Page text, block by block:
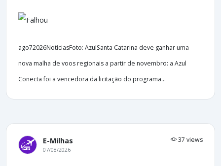
ago72026NotíciasFoto: AzulSanta Catarina deve ganhar uma
nova malha de voos regionais a partir de novembro: a Azul
Conecta foi a vencedora da licitação do programa...
E-Milhas 37 views
07/08/2026